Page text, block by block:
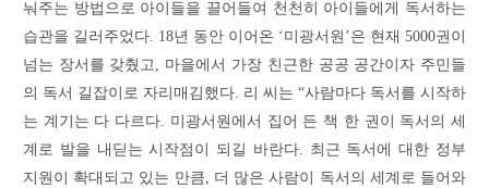
눠주는 방법으로 아이들을 끌어들여 천천히 아이들에게 독서하는
습관을 길러주었다. 18년 동안 이어온 ‘미광서원’은 현재 5000권이
넘는 장서를 갖췄고, 마을에서 가장 친근한 공공 공간이자 주민들
의 독서 길잡이로 자리매김했다. 리 씨는 “사람마다 독서를 시작하
는 계기는 다 다르다. 미광서원에서 집어 든 책 한 권이 독서의 세
계로 발을 내딛는 시작점이 되길 바란다. 최근 독서에 대한 정부
지원이 확대되고 있는 만큼, 더 많은 사람이 독서의 세계로 들어와